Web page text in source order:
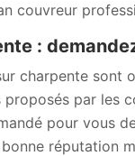
couvreur
:
charpente sont
par les
pour vous
réputation